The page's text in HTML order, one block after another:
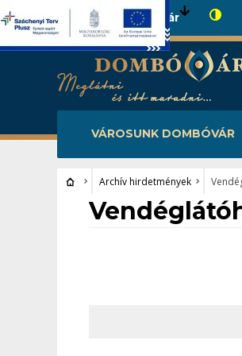
Városunk Dombóvár
VÁROSUNK DOMBÓVÁR
Archív hirdetmények
Archív hirdetmények